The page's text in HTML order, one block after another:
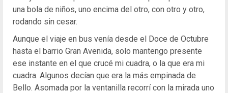
una bola de niños, uno encima del otro, con otro y otro,
rodando sin cesar.
Aunque el viaje en bus venía desde el Doce de Octubre
hasta el barrio Gran Avenida, solo mantengo presente
ese instante en el que crucé mi cuadra, o la que era mi
cuadra. Algunos decían que era la más empinada de
Bello. Asomada por la ventanilla recorrí con la mirada uno